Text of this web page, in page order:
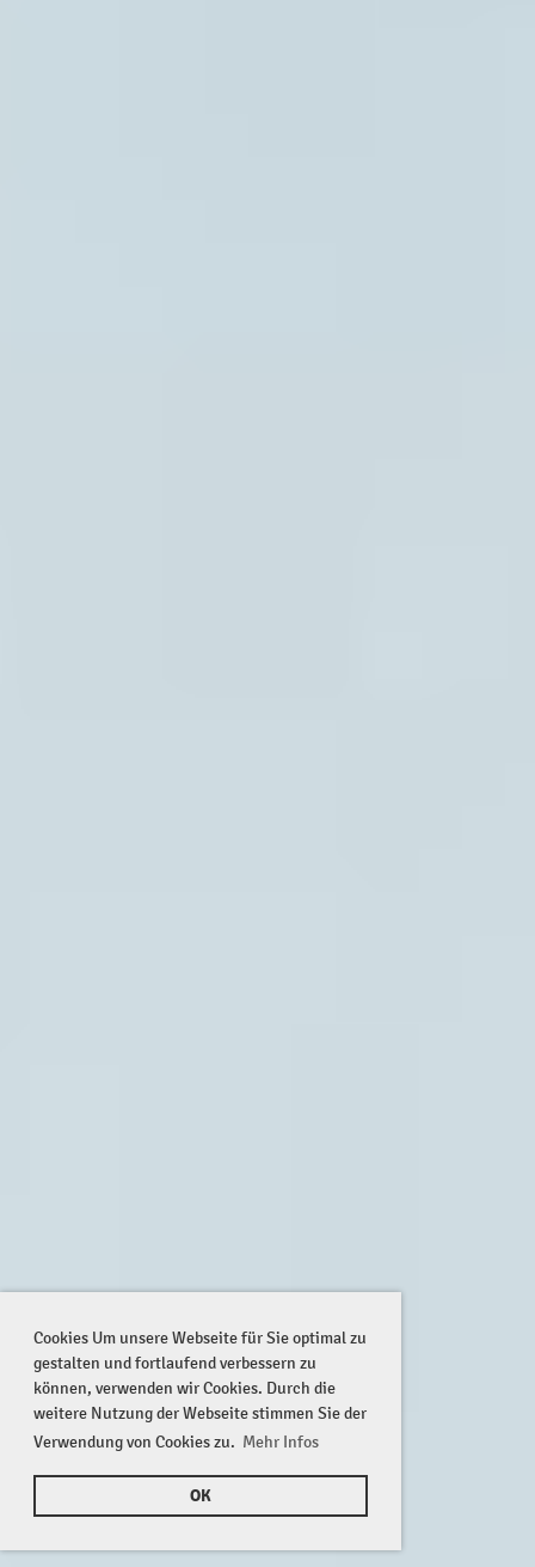
Cookies Um unsere Webseite für Sie optimal zu
gestalten und fortlaufend verbessern zu
können, verwenden wir Cookies. Durch die
weitere Nutzung der Webseite stimmen Sie der
Verwendung von Cookies zu. Mehr Infos
OK